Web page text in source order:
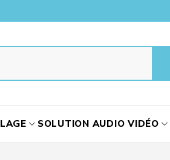
SOLUTION AUDIO VIDÉO